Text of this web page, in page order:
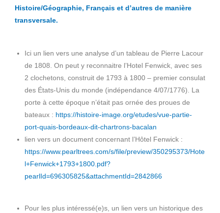
Histoire/Géographie, Français et d’autres de manière
transversale.
Ici un lien vers une analyse d’un tableau de Pierre Lacour
de 1808. On peut y reconnaitre l’Hotel Fenwick, avec ses
2 clochetons, construit de 1793 à 1800 – premier consulat
des États-Unis du monde (indépendance 4/07/1776). La
porte à cette époque n’était pas ornée des proues de
bateaux : https://histoire-image.org/etudes/vue-partie-
port-quais-bordeaux-dit-chartrons-bacalan
lien vers un document concernant l’Hôtel Fenwick :
https://www.pearltrees.com/s/file/preview/350295373/Hote
l+Fenwick+1793+1800.pdf?
pearlId=696305825&attachmentId=2842866
Pour les plus intéressé(e)s, un lien vers un historique des